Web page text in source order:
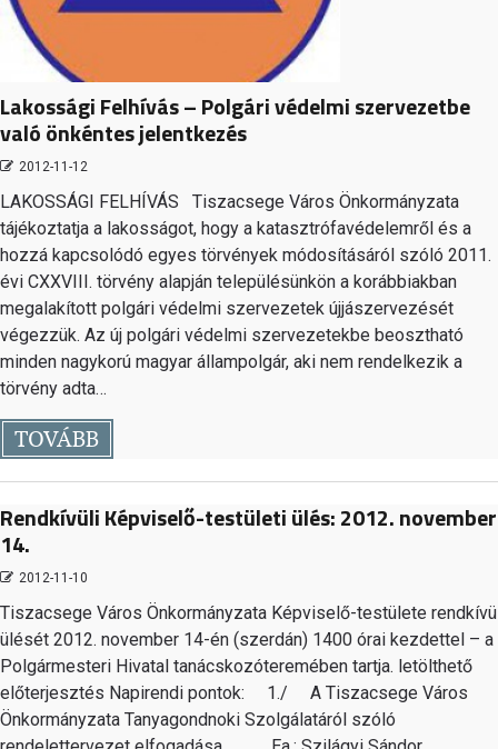
Lakossági Felhívás – Polgári védelmi szervezetbe
való önkéntes jelentkezés
2012-11-12
LAKOSSÁGI FELHÍVÁS Tiszacsege Város Önkormányzata
tájékoztatja a lakosságot, hogy a katasztrófavédelemről és a
hozzá kapcsolódó egyes törvények módosításáról szóló 2011.
évi CXXVIII. törvény alapján településünkön a korábbiakban
megalakított polgári védelmi szervezetek újjászervezését
végezzük. Az új polgári védelmi szervezetekbe beosztható
minden nagykorú magyar állampolgár, aki nem rendelkezik a
törvény adta…
TOVÁBB
Rendkívüli Képviselő-testületi ülés: 2012. november
14.
2012-11-10
Tiszacsege Város Önkormányzata Képviselő-testülete
ülését 2012. november 14-én (szerdán) 1400 órai kezdettel – a
Polgármesteri Hivatal tanácskozóteremében tartja. letölthető
előterjesztés Napirendi pontok: 1./ A Tiszacsege Város
Önkormányzata Tanyagondnoki Szolgálatáról szóló